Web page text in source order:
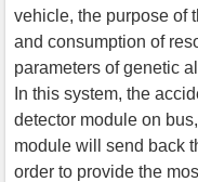
vehicle, the purpose of
and consumption of
parameters of genetic
In this system, the
detector module on
module will send back
order to provide the